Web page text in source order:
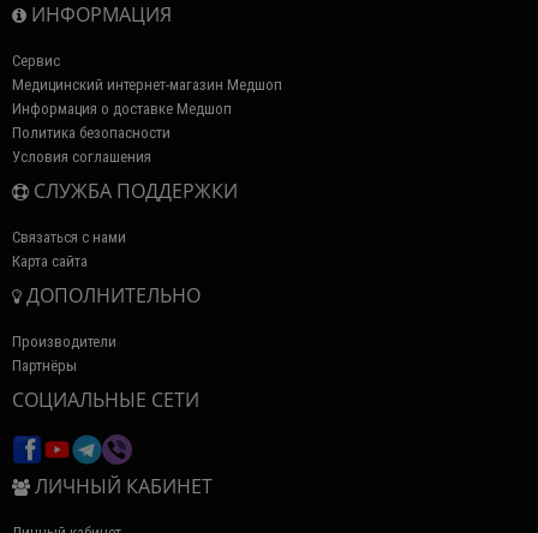
ИНФОРМАЦИЯ
Сервис
Медицинский интернет-магазин Медшоп
Информация о доставке Медшоп
Политика безопасности
Условия соглашения
СЛУЖБА ПОДДЕРЖКИ
Связаться с нами
Карта сайта
ДОПОЛНИТЕЛЬНО
Производители
Партнёры
СОЦИАЛЬНЫЕ СЕТИ
ЛИЧНЫЙ КАБИНЕТ